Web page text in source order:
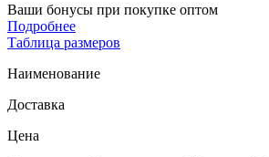
Ваши бонусы при покупке оптом
Подробнее
Таблица размеров
Наименование
Доставка
Цена